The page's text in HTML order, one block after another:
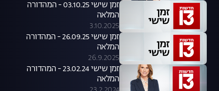
זמן שישי 03.10.25 - המהדורה
המלאה
3.10.2025
זמן שישי 26.09.25 - המהדורה
המלאה
26.9.2025
זמן שישי 23.02.24 - המהדורה
המלאה